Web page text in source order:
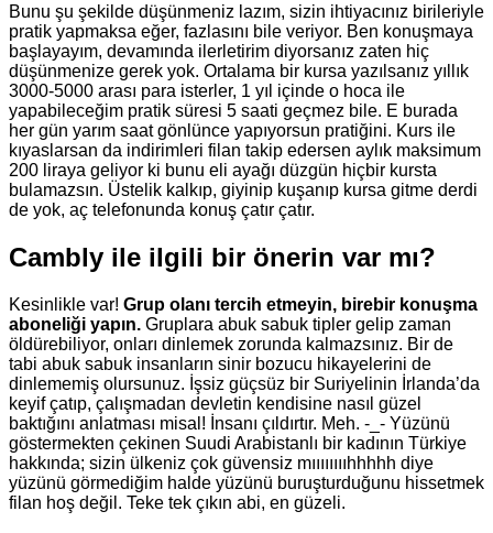
Bunu şu şekilde düşünmeniz lazım, sizin ihtiyacınız birileriyle
pratik yapmaksa eğer, fazlasını bile veriyor. Ben konuşmaya
başlayayım, devamında ilerletirim diyorsanız zaten hiç
düşünmenize gerek yok. Ortalama bir kursa yazılsanız yıllık
3000-5000 arası para isterler, 1 yıl içinde o hoca ile
yapabileceğim pratik süresi 5 saati geçmez bile. E burada
her gün yarım saat gönlünce yapıyorsun pratiğini. Kurs ile
kıyaslarsan da indirimleri filan takip edersen aylık maksimum
200 liraya geliyor ki bunu eli ayağı düzgün hiçbir kursta
bulamazsın. Üstelik kalkıp, giyinip kuşanıp kursa gitme derdi
de yok, aç telefonunda konuş çatır çatır.
Cambly ile ilgili bir önerin var mı?
Kesinlikle var! Grup olanı tercih etmeyin, birebir konuşma
aboneliği yapın. Gruplara abuk sabuk tipler gelip zaman
öldürebiliyor, onları dinlemek zorunda kalmazsınız. Bir de
tabi abuk sabuk insanların sinir bozucu hikayelerini de
dinlememiş olursunuz. İşsiz güçsüz bir Suriyelinin İrlanda’da
keyif çatıp, çalışmadan devletin kendisine nasıl güzel
baktığını anlatması misal! İnsanı çıldırtır. Meh. -_- Yüzünü
göstermekten çekinen Suudi Arabistanlı bir kadının Türkiye
hakkında; sizin ülkeniz çok güvensiz mııııııııhhhhh diye
yüzünü görmediğim halde yüzünü buruşturduğunu hissetmek
filan hoş değil. Teke tek çıkın abi, en güzeli.